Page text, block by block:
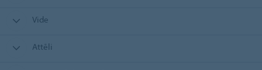
Vide
Attēli